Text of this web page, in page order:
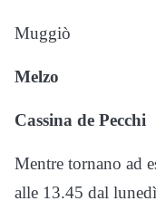
Muggiò
Melzo
Cassina de Pecchi
Mentre tornano ad
alle 13.45 dal